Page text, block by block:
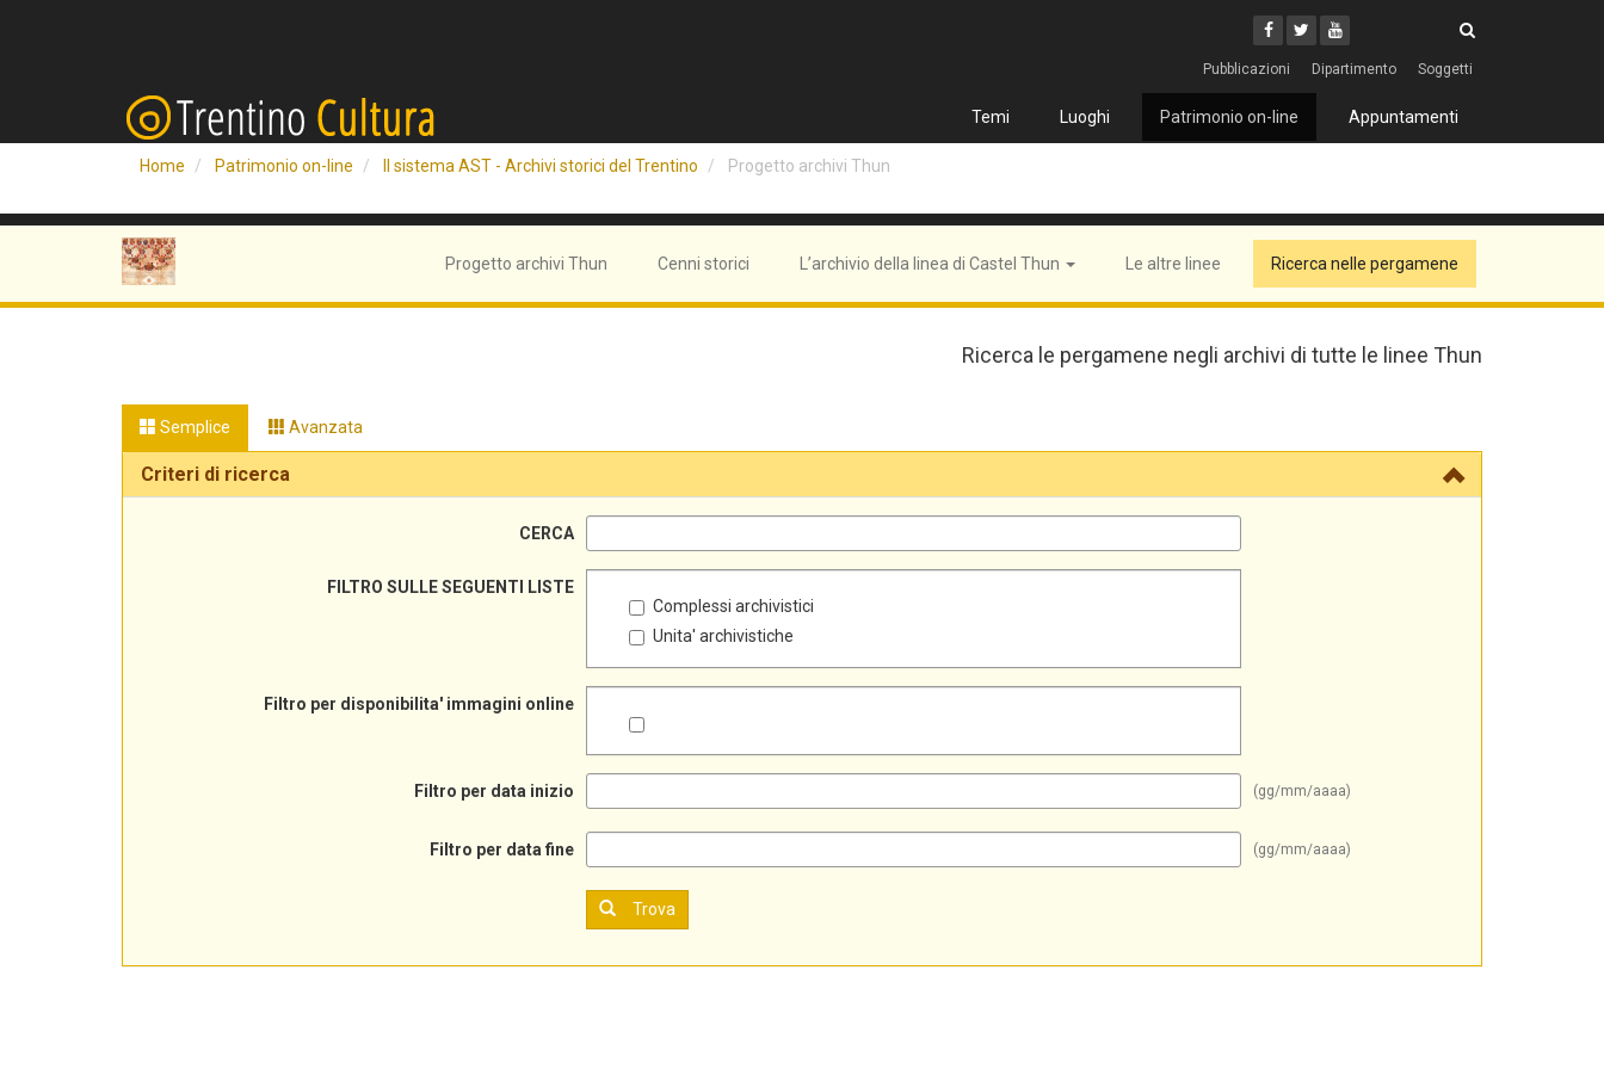
Facebook
Twitter
Youtube
Pubblicazioni Dipartimento Soggetti
Temi Luoghi Patrimonio on-line Appuntamenti
Home Patrimonio on-line Il sistema AST - Archivi storici del Trentino Progetto archivi Thun
Progetto archivi Thun Cenni storici L’archivio della linea di Castel Thun Le altre linee Ricerca nelle pergamene
Ricerca le pergamene negli archivi di tutte le linee Thun
Semplice Avanzata
Criteri di ricerca
CERCA
FILTRO SULLE SEGUENTI LISTE
Complessi archivistici
Unita' archivistiche
Filtro per disponibilita' immagini online
Filtro per data inizio (gg/mm/aaaa)
Filtro per data fine (gg/mm/aaaa)
Trova